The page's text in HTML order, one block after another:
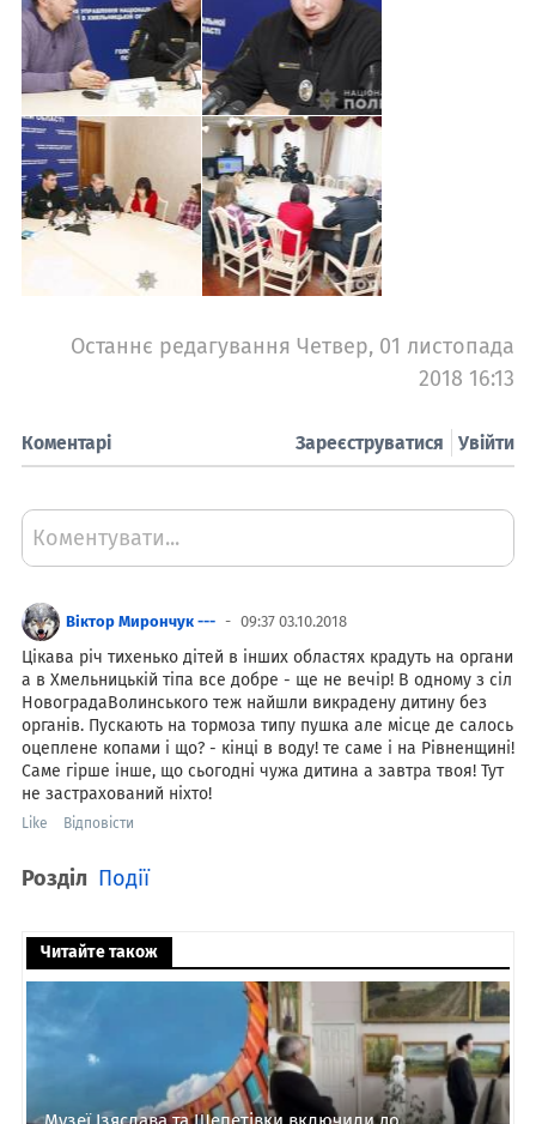
Останнє редагування Четвер, 01 листопада
2018 16:13
Коментарі Увійти
Зареєструватися
Коментувати...
Віктор Мирончук --- 09:37 03.10.2018
Цікава річ тихенько дітей в інших областях крадуть на органи
а в Хмельницькій тіпа все добре - ще не вечір! В одному з сіл
НовоградаВолинського теж найшли викрадену дитину без
органів. Пускають на тормоза типу пушка але місце де салось
оцеплене копами і що? - кінці в воду! те саме і на Рівненщині!
Саме гірше інше, що сьогодні чужа дитина а завтра твоя! Тут
не застрахований ніхто!
Like Відповісти
Розділ Події
Читайте також